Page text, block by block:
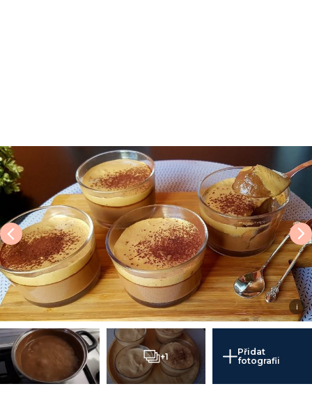
i
+1
Přidat
fotografii